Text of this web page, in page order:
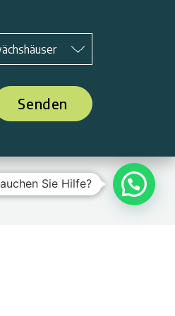
Senden
Sie Hilfe?